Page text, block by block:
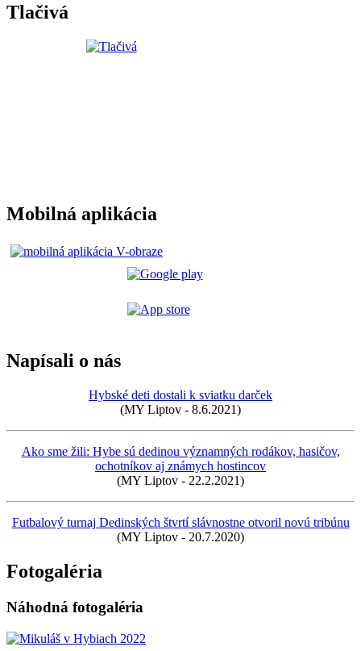
Tlačivá
Mobilná aplikácia
Napísali o nás
Hybské deti dostali k sviatku darček
(MY Liptov - 8.6.2021)
Ako sme žili: Hybe sú dedinou významných rodákov, hasičov,
ochotníkov aj známych hostincov
(MY Liptov - 22.2.2021)
Futbalový turnaj Dedinských štvrtí slávnostne otvoril novú tribúnu
(MY Liptov - 20.7.2020)
Fotogaléria
Náhodná fotogaléria